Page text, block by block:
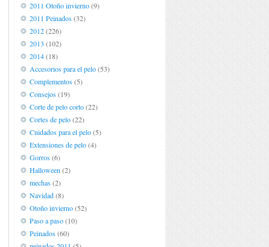
2011 Otoño invierno(9)
2011 Peinados(32)
2012(226)
2013 (102)
2014(18)
Accesorios para el pelo(53)
Complementos(5)
Consejos(19)
Corte de pelo corto(22)
Cortes de pelo(22)
Cuidados para el pelo(5)
Extensiones de pelo(4)
Gorros(6)
Halloween (2)
mechas(2)
Navidad(8)
Otoño invierno(52)
Paso a paso(10)
Peinados(60)